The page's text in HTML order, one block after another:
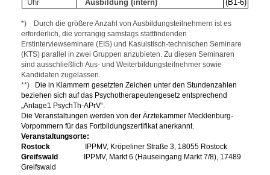
Uhr
Ausbildung (intern)
(B1-6)
*) Durch die größere Anzahl von Ausbildungsteilnehmern ist es
erforderlich, die vorrangig samstags stattfindenden
Erstinterviewseminare (EIS) und Kasuistisch-technischen Seminare
(KTS) parallel in zwei Gruppen anzubieten. Zu diesen Seminaren
sind ausschließlich Aus- und Weiterbildungsteilnehmer sowie
Kandidaten zugelassen.
**) Die in Klammern gesetzten Zeichen unter den Stundenzahlen
beziehen sich auf das Psychotherapeutengesetz entsprechend
„Anlage1 PsychTh-APrV“.
Die Veranstaltungen werden von der Ärztekammer Mecklenburg-
Vorpommern für das Fortbildungszertifikat anerkannt.
Veranstaltungsorte:
Rostock
IPPMV, Kröpeliner Straße 3, 18055 Rostock
Greifswald
IPPMV, Markt 6 (Hauseingang Markt 7/8), 17489
Greifswald